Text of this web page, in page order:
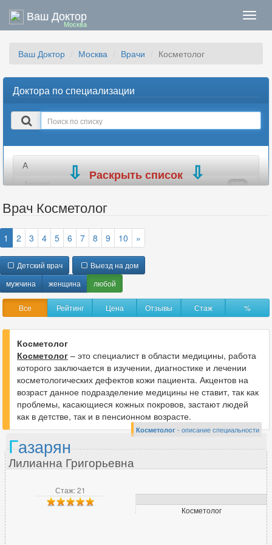
Ваш Доктор
Москва
Ваш Доктор Москва Врачи Косметолог
Доктора по специализации
Поиск
в
А
Акушер 990
Аллерголог
Андролог
Анестезиолог
Анестезиолог-реаниматолог
Аритмолог 32
Артролог 70
Б
Бариатрический хирург 33
В
Венеролог
Врач ЛФК
Врач МРТ 26
Раскрыть список
Врач Косметолог
1 2 3 4 5 6 7 8 9 10 »
Детский врач
Выезд на дом
мужчина
женщина любой
Все Рейтинг Цена Отзывы Стаж %
Косметолог
Косметолог – это специалист в области медицины, работа
которого заключается в изучении, диагностике и лечении
косметологических дефектов кожи пациента. Акцентов на
возраст данное подразделение медицины не ставит, так как
проблемы, касающиеся кожных покровов, застают людей
как в детстве, так и в пенсионном возрасте.
Косметолог- описание специальности
Стаж: 21
Косметолог
Газарян
Лилианна Григорьевна